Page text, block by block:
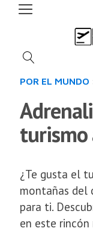
POR EL MUNDO
turismo
¿Te gusta el
montañas del
para ti.
en este